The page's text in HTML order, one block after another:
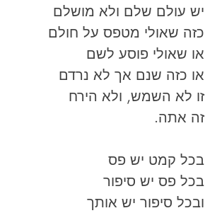
יש עולם שלם ולא מושלם
כזה שאולי מטפס על חולם
או שאולי פוסע לשם
או כזה שנם אך לא נרדם
זו לא השמש, ולא הירח
זה אתה.
בכל קמט יש פס
בכל פס יש סיפור
ובכל סיפור יש אותך